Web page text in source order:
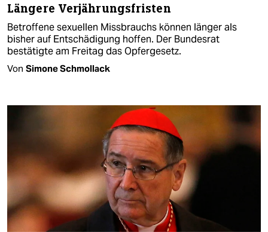
Längere Verjährungsfristen
Betroffene sexuellen Missbrauchs können länger als
bisher auf Entschädigung hoffen. Der Bundesrat
bestätigte am Freitag das Opfergesetz.
Von Simone Schmollack